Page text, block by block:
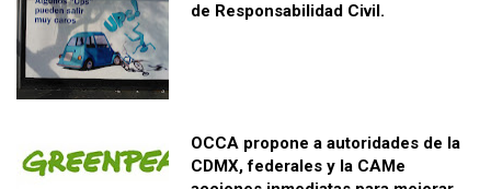
de Responsabilidad Civil.
OCCA propone a autoridades de la
CDMX, federales y la CAMe